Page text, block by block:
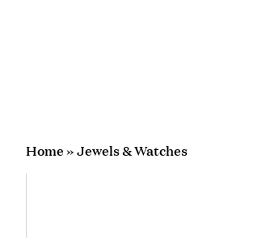
Home»Jewels & Watches